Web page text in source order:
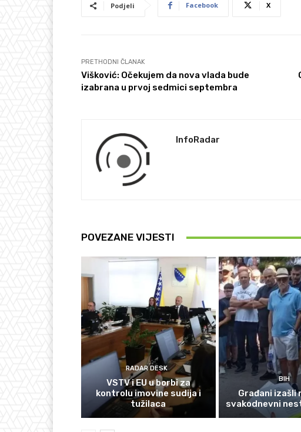
Podjeli Facebook X
PRETHODNI ČLANAK
Višković: Očekujem da nova vlada bude
izabrana u prvoj sedmici septembra
InfoRadar
POVEZANE VIJESTI
RADAR DESK
VSTV i EU u borbi za
kontrolu imovine sudija i
tužilaca
BIH
Građani izašli
svakodnevni